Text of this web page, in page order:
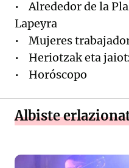
• Alrededor de la
Lapeyra
• Mujeres
• Heriotzak eta
• Horóscopo
Albiste